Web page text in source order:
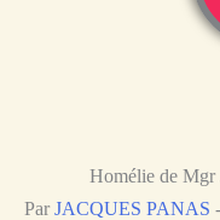
Homélie de Mgr
Par JACQUES PANAS -